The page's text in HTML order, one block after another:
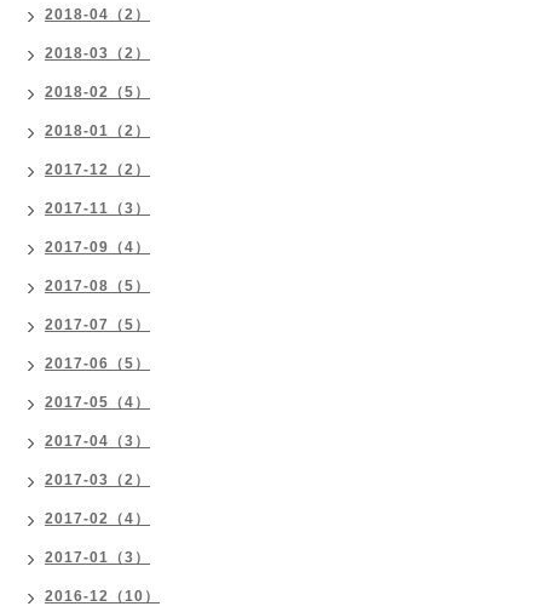
2018-04（2）
2018-03（2）
2018-02（5）
2018-01（2）
2017-12（2）
2017-11（3）
2017-09（4）
2017-08（5）
2017-07（5）
2017-06（5）
2017-05（4）
2017-04（3）
2017-03（2）
2017-02（4）
2017-01（3）
2016-12（10）